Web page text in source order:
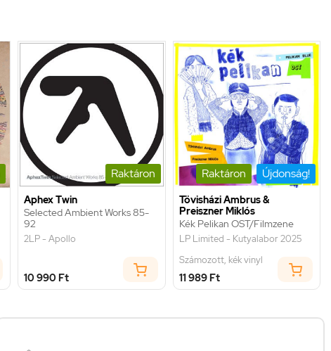
Raktáron
Aphex Twin
Selected Ambient Works 85-
92
2LP - Apollo
10 990 Ft
Raktáron Újdonság!
Tövisházi Ambrus &
Preiszner Miklós
Kék Pelikan OST/Filmzene
LP Limited - Kutyalabor 2025
Számozott, kék vinyl
11 989 Ft